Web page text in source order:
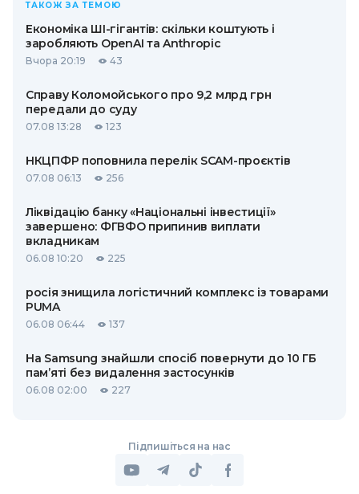
ТАКОЖ ЗА ТЕМОЮ
Економіка ШІ-гігантів: скільки коштують і
заробляють OpenAI та Anthropic
Вчора 20:19 43
Справу Коломойського про 9,2 млрд грн
передали до суду
07.08 13:28 123
НКЦПФР поповнила перелік SCAM-проєктів
07.08 06:13 256
Ліквідацію банку «Національні інвестиції»
завершено: ФГВФО припинив виплати
вкладникам
06.08 10:20 225
росія знищила логістичний комплекс із товарами
PUMA
06.08 06:44 137
На Samsung знайшли спосіб повернути до 10 ГБ
пам’яті без видалення застосунків
06.08 02:00 227
Підпишіться на нас